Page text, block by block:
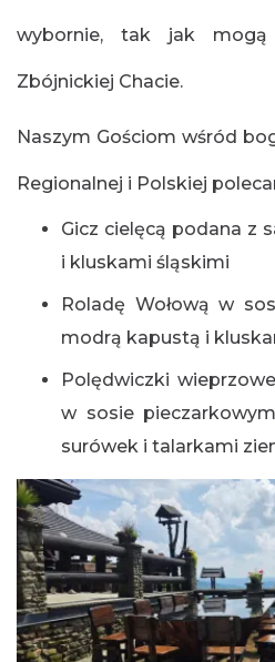
wybornie, tak jak
Zbójnickiej Chacie.
Naszym Gościom wśród
Regionalnej i Polskiej
Gicz cielęcą podana z
i kluskami śląskimi
Roladę Wołową w
modrą kapustą i
Polędwiczki
w sosie
surówek i talarkami